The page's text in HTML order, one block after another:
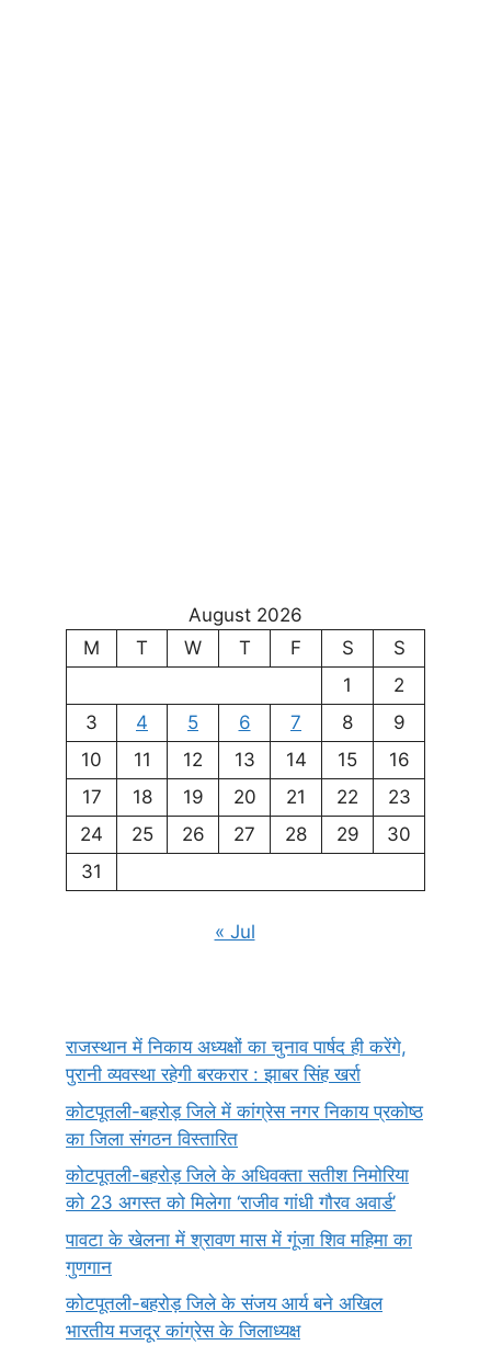
August 2026
M
T W T F S
S
1
2
3
4 5 6 7 8
9
10
11 12 13 14 15
16
17
18 19 20 21 22
23
24
25 26 27 28 29
30
31
« Jul
राजस्थान में निकाय अध्यक्षों का चुनाव पार्षद ही करेंगे,
पुरानी व्यवस्था रहेगी बरकरार : झाबर सिंह खर्रा
कोटपूतली-बहरोड़ जिले में कांग्रेस नगर निकाय प्रकोष्ठ
का जिला संगठन विस्तारित
कोटपूतली-बहरोड़ जिले के अधिवक्ता सतीश निमोरिया
को 23 अगस्त को मिलेगा ‘राजीव गांधी गौरव अवार्ड’
पावटा के खेलना में श्रावण मास में गूंजा शिव महिमा का
गुणगान
कोटपूतली-बहरोड़ जिले के संजय आर्य बने अखिल
भारतीय मजदूर कांग्रेस के जिलाध्यक्ष